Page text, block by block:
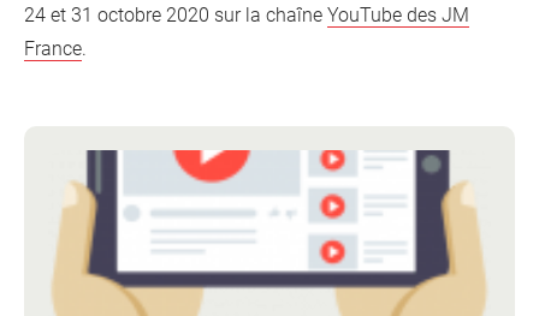
24 et 31 octobre 2020 sur la chaîne YouTube des JM
France.